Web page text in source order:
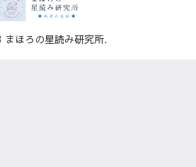
ほろの星読み研究所.